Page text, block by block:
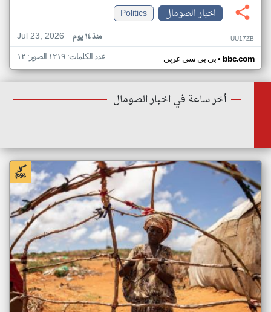
اخبار الصومال
Politics
Jul 23, 2026
منذ ١٤ يوم UU17ZB
بي بي سي عربي• bbc.com عدد الكلمات: ١٢١٩ الصور: ١٢
أخر ساعة في اخبار الصومال